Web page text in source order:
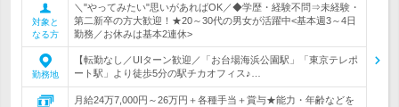
対象と
なる方
＼"やってみたい"思いがあればOK／◆学歴・経験不問⇒未経験・
第二新卒の方大歓迎！★20～30代の男女が活躍中<基本週3～4日
勤務／お休みは基本2連休>
勤務地
【転勤なし／UIターン歓迎／「お台場海浜公園駅」「東京テレポ
ート駅」より徒歩5分の駅チカオフィス♪…
月給24万7,000円～26万円＋各種手当＋賞与★能力・年齢などを